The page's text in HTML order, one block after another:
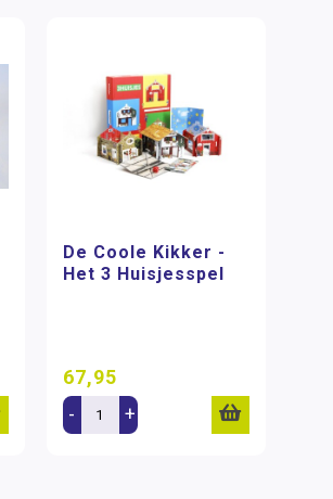
De Coole Kikker -
Het 3 Huisjesspel
67,95
- +